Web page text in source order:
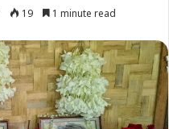
19 1 minute read